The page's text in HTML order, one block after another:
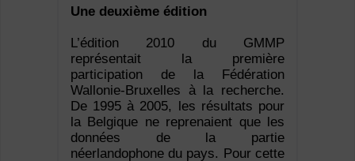
Une deuxième édition
L’édition 2010 du GMMP
représentait la première
participation de la Fédération
Wallonie-Bruxelles à la recherche.
De 1995 à 2005, les résultats pour
la Belgique ne reprenaient que les
données de la partie
néerlandophone du pays. Pour cette